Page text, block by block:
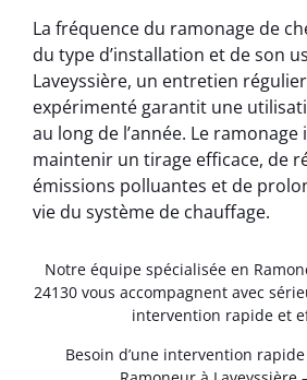
La fréquence du ramonage de
du type d’installation et de son
Laveyssière, un entretien
expérimenté garantit une
au long de l’année. Le
maintenir un tirage efficace, de
émissions polluantes et de
vie du système de chauffage.
Notre équipe spécialisée en
24130 vous accompagnent avec
intervention rapide et
Besoin d’une intervention